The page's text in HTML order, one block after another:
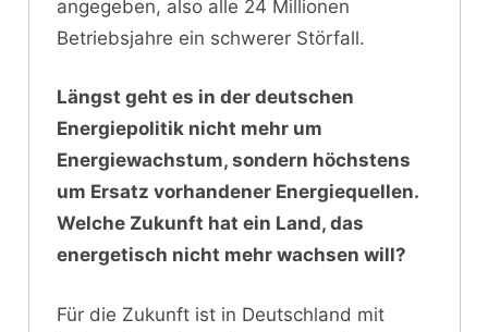
angegeben, also alle 24 Millionen
Betriebsjahre ein schwerer Störfall.
Längst geht es in der deutschen
Energiepolitik nicht mehr um
Energiewachstum, sondern höchstens
um Ersatz vorhandener Energiequellen.
Welche Zukunft hat ein Land, das
energetisch nicht mehr wachsen will?
Für die Zukunft ist in Deutschland mit